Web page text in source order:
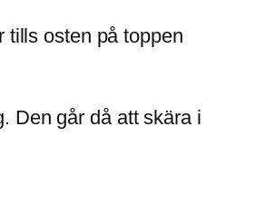
tills osten på toppen
Den går då att skära i